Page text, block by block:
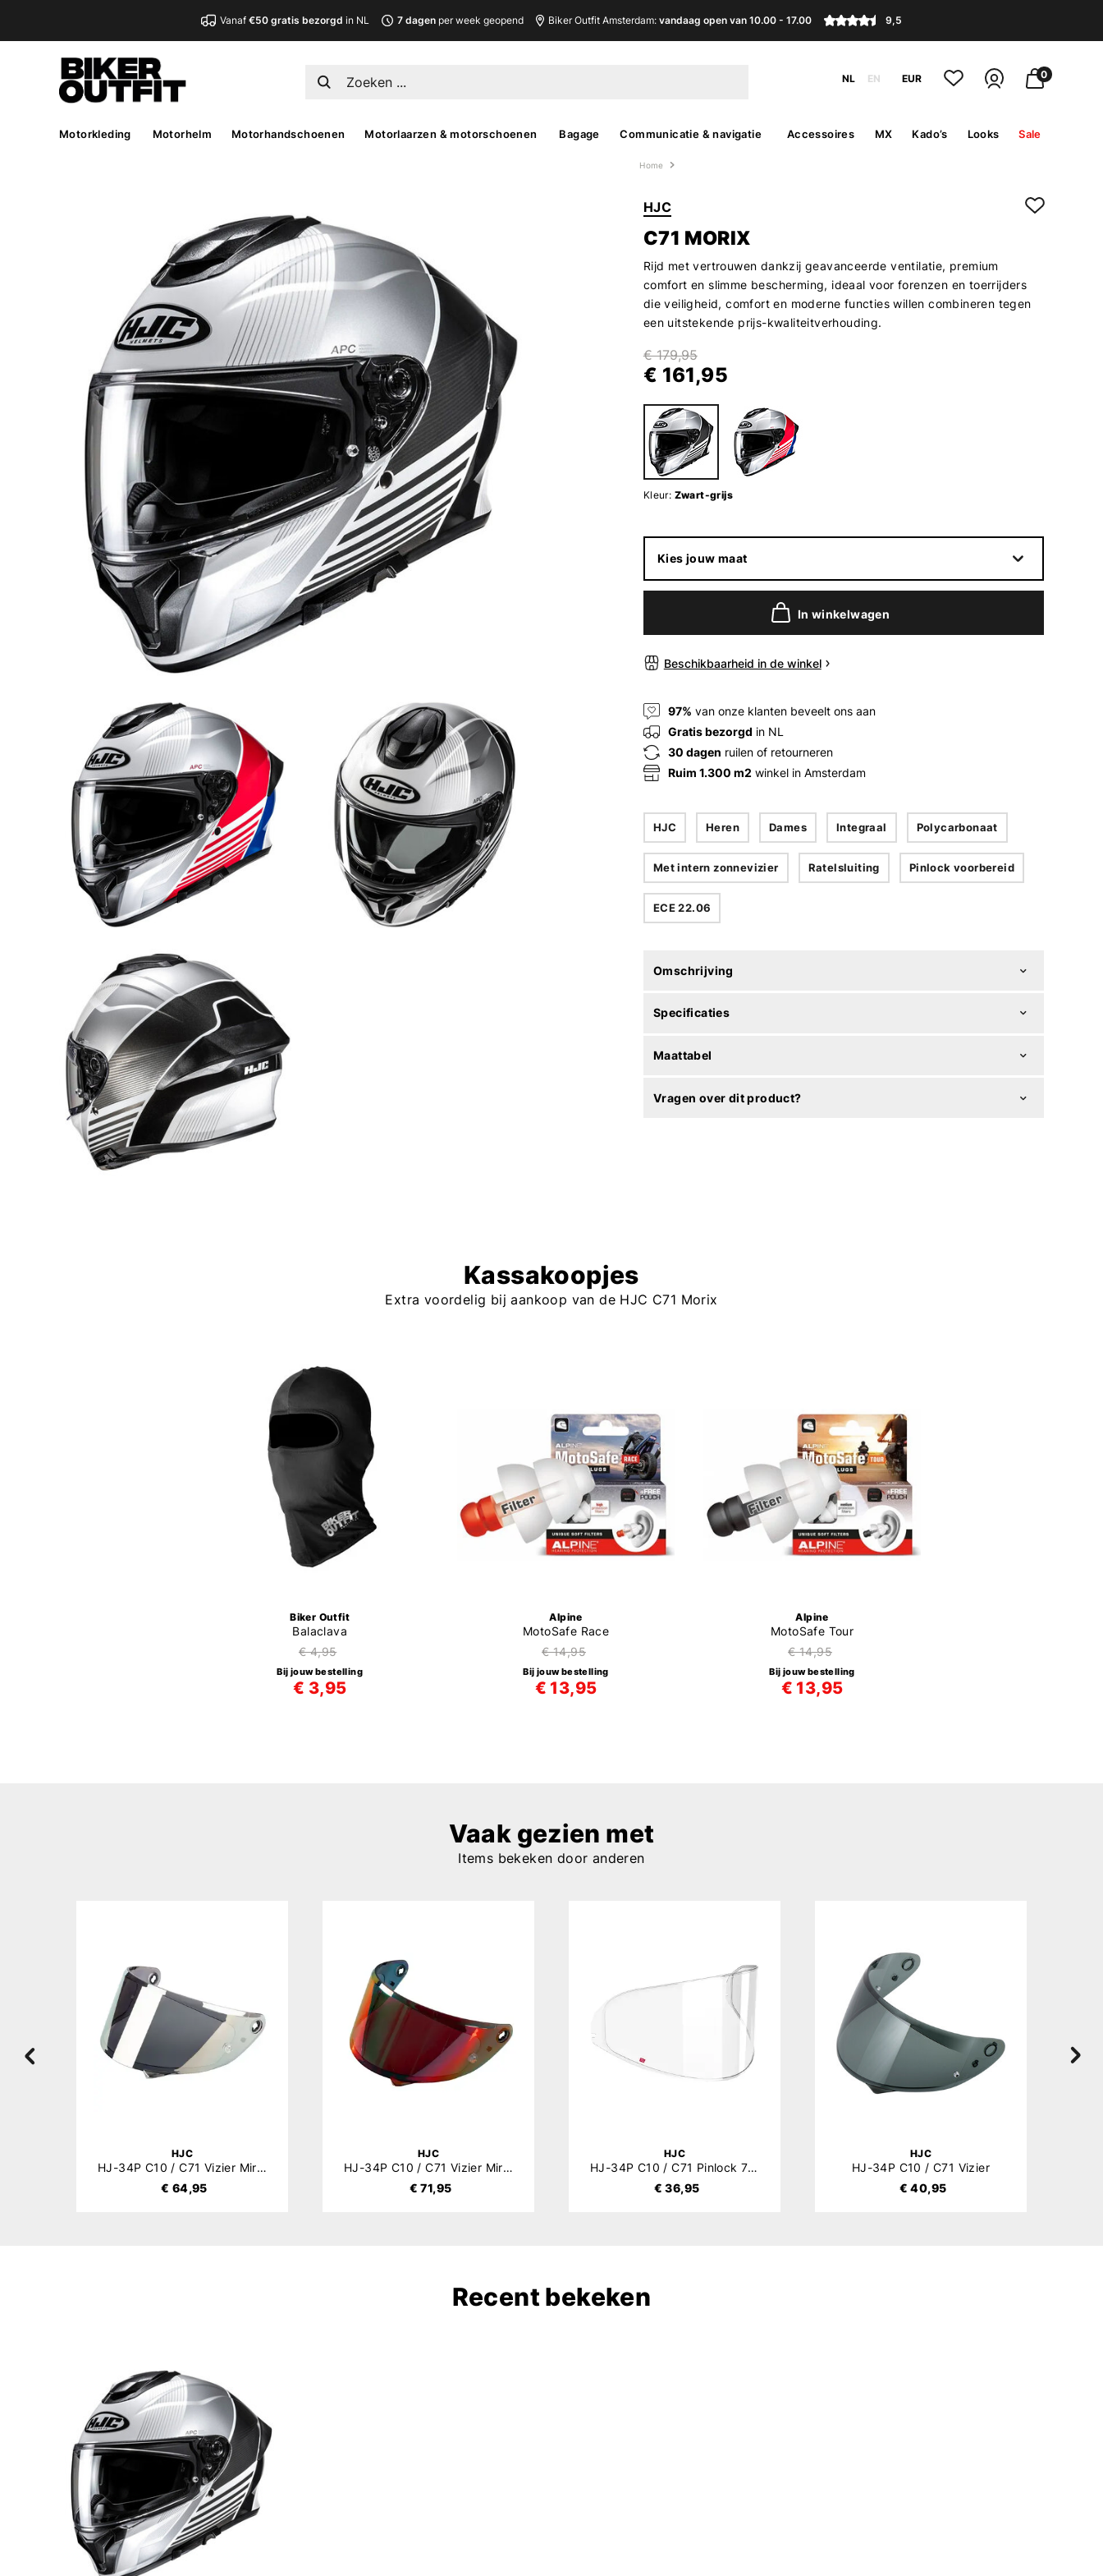
Vanaf €50 gratis bezorgd in NL 7 dagen per week geopend Biker Outfit Amsterdam:vandaag open van 10.00 - 17.00 9,5
NL EN EUR 0
Motorkleding Motorhelm Motorhandschoenen Motorlaarzen & motorschoenen Bagage Communicatie & navigatie Accessoires MX Kado’s Looks Sale
Home
HJC
C71 MORIX
Rijd met vertrouwen dankzij geavanceerde ventilatie, premium
comfort en slimme bescherming, ideaal voor forenzen en toerrijders
die veiligheid, comfort en moderne functies willen combineren tegen
een uitstekende prijs-kwaliteitverhouding.
€ 179,95
€ 161,95
Kleur: Zwart-grijs
Kies jouw maat
In winkelwagen
Beschikbaarheid in de winkel
97% van onze klanten beveelt ons aan
Gratis bezorgd in NL
30 dagen ruilen of retourneren
Ruim 1.300 m2 winkel in Amsterdam
HJC Heren Dames Integraal Polycarbonaat
Met intern zonnevizier Ratelsluiting Pinlock voorbereid
ECE 22.06
Omschrijving
Specificaties
Maattabel
Vragen over dit product?
Kassakoopjes
Extra voordelig bij aankoop van de HJC C71 Morix
Biker Outfit
Balaclava
€ 4,95
Bij jouw bestelling
€ 3,95
Alpine
MotoSafe Race
€ 14,95
Bij jouw bestelling
€ 13,95
Alpine
MotoSafe Tour
€ 14,95
Bij jouw bestelling
€ 13,95
Vaak gezien met
Items bekeken door anderen
HJC
HJ-34P C10 / C71 Vizier Mirror
€ 64,95
HJC
HJ-34P C10 / C71 Vizier Mirror Red
€ 71,95
HJC
HJ-34P C10 / C71 Pinlock 70 (DKS463)
€ 36,95
HJC
HJ-34P C10 / C71 Vizier
€ 40,95
Recent bekeken